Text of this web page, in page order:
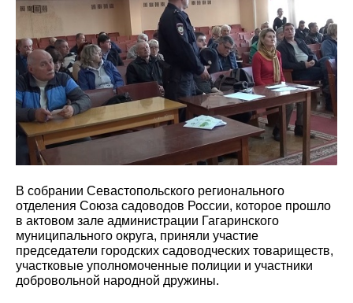
В собрании Севастопольского регионального
отделения Союза садоводов России, которое прошло
в актовом зале администрации Гагаринского
муниципального округа, приняли участие
председатели городских садоводческих товариществ,
участковые уполномоченные полиции и участники
добровольной народной дружины.